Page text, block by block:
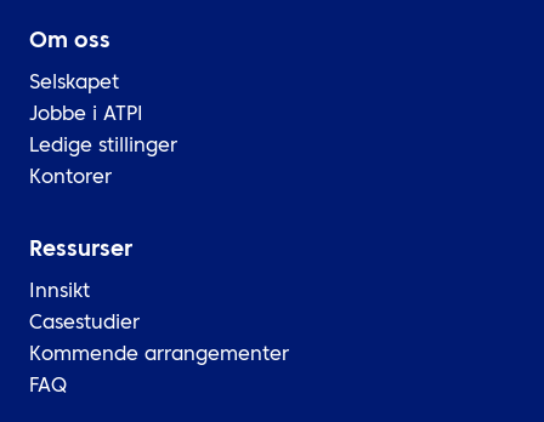
Om oss
Selskapet
Jobbe i ATPI
Ledige stillinger
Kontorer
Ressurser
Innsikt
Casestudier
Kommende arrangementer
FAQ